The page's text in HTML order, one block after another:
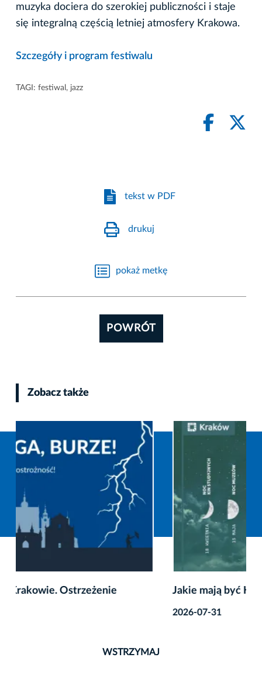
muzyka dociera do szerokiej publiczności i staje
się integralną częścią letniej atmosfery Krakowa.
Szczegóły i program festiwalu
TAGI: festiwal , jazz
tekst w PDF
drukuj
pokaż metkę
POWRÓT
Zobacz także
Jakie mają być Krakowskie Noce? Powiedz nam!
WSTRZYMAJ